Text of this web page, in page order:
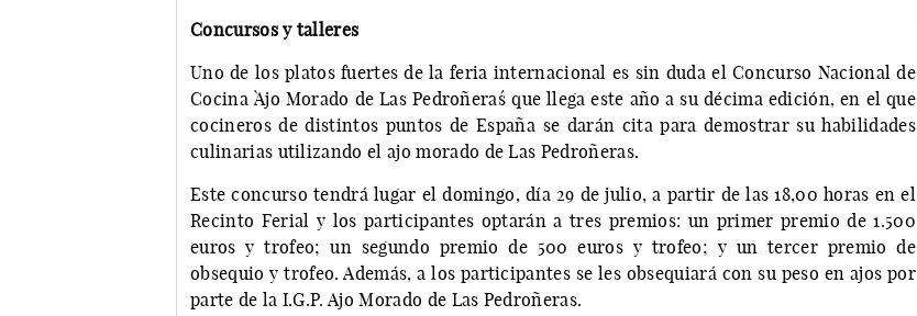
Concursos y talleres
Uno de los platos fuertes de la feria internacional es sin duda el Concurso Nacional de
Cocina `Ajo Morado de Las Pedroñeras´ que llega este año a su décima edición, en el que
cocineros de distintos puntos de España se darán cita para demostrar su habilidades
culinarias utilizando el ajo morado de Las Pedroñeras.
Este concurso tendrá lugar el domingo, día 29 de julio, a partir de las 18,00 horas en el
Recinto Ferial y los participantes optarán a tres premios: un primer premio de 1.500
euros y trofeo; un segundo premio de 500 euros y trofeo; y un tercer premio de
obsequio y trofeo. Además, a los participantes se les obsequiará con su peso en ajos por
parte de la I.G.P. Ajo Morado de Las Pedroñeras.